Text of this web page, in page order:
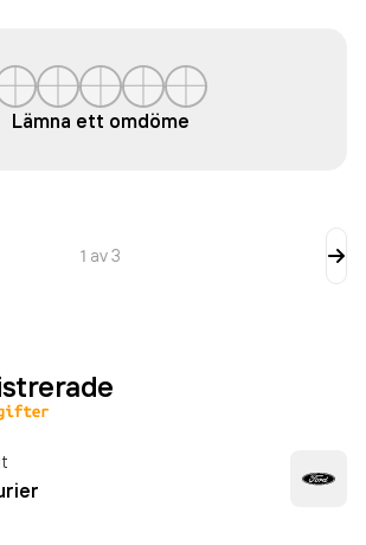
Lämna ett omdöme
1 av3